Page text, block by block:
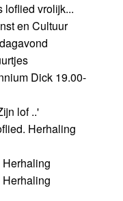
loflied vrolijk...
en Cultuur
Dick 19.00-
lof ..'
Herhaling
Herhaling